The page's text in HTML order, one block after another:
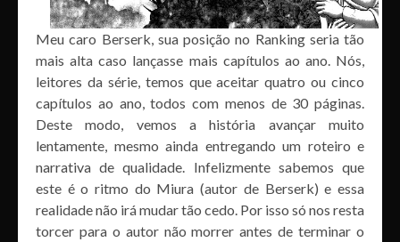
Meu caro Berserk, sua posição no Ranking seria tão
mais alta caso lançasse mais capítulos ao ano. Nós,
leitores da série, temos que aceitar quatro ou cinco
capítulos ao ano, todos com menos de 30 páginas.
Deste modo, vemos a história avançar muito
lentamente, mesmo ainda entregando um roteiro e
narrativa de qualidade. Infelizmente sabemos que
este é o ritmo do Miura (autor de Berserk) e essa
realidade não irá mudar tão cedo. Por isso só nos resta
torcer para o autor não morrer antes de terminar o